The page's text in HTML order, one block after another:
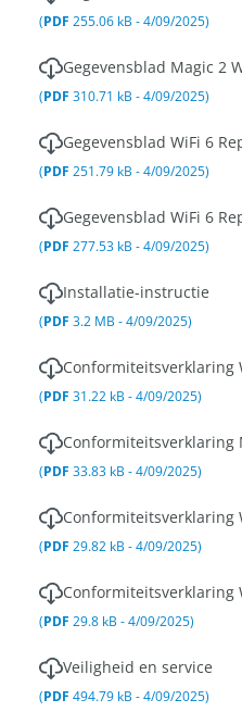
(PDF 255.06 kB - 4/09/2025)
Gegevensblad Magic 2
(PDF 310.71 kB - 4/09/2025)
Gegevensblad WiFi 6
(PDF 251.79 kB - 4/09/2025)
Gegevensblad WiFi 6
(PDF 277.53 kB - 4/09/2025)
Installatie-instructie
(PDF 3.2 MB - 4/09/2025)
Conformiteitsverklaring
(PDF 31.22 kB - 4/09/2025)
Conformiteitsverklaring
(PDF 33.83 kB - 4/09/2025)
Conformiteitsverklaring
(PDF 29.82 kB - 4/09/2025)
Conformiteitsverklaring
(PDF 29.8 kB - 4/09/2025)
Veiligheid en service
(PDF 494.79 kB - 4/09/2025)